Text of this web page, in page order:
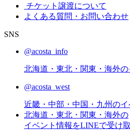
チケット譲渡について
よくある質問・お問い合わせ
SNS
@acosta_info
北海道・東北・関東・海外
@acosta_west
近畿・中部・中国・九州のイ
北海道・東北・関東・海外の
イベント情報をLINEで受け